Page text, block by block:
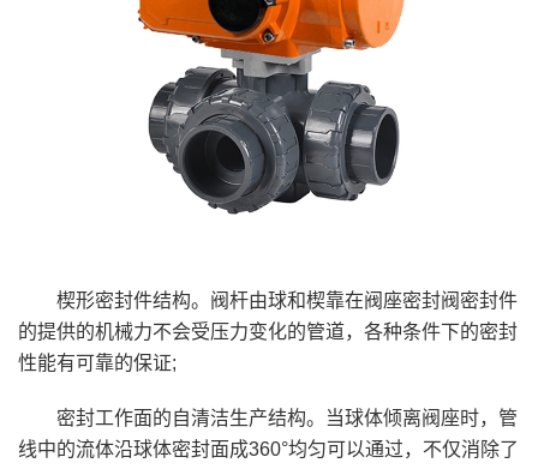
楔形密封件结构。阀杆由球和楔靠在阀座密封阀密封件
的提供的机械力不会受压力变化的管道，各种条件下的密封
性能有可靠的保证;
密封工作面的自清洁生产结构。当球体倾离阀座时，管
线中的流体沿球体密封面成360°均匀可以通过，不仅消除了